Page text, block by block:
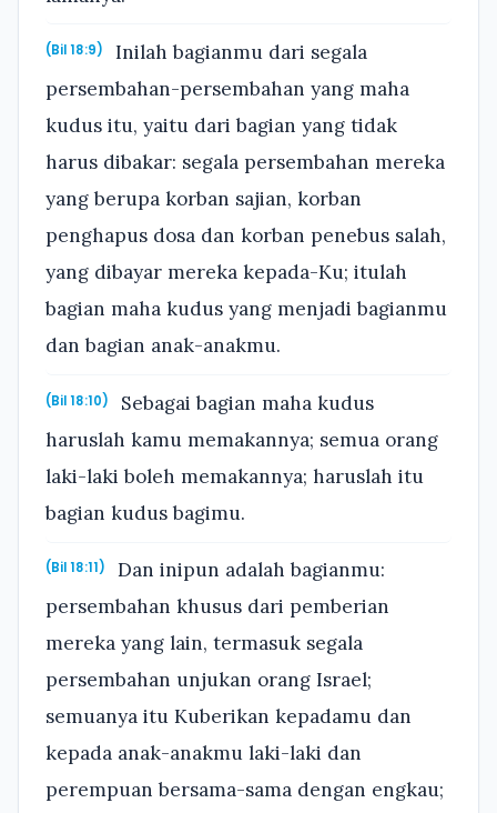
(Bil 18:9)
Inilah bagianmu dari segala
persembahan-persembahan yang maha
kudus itu, yaitu dari bagian yang tidak
harus dibakar: segala persembahan mereka
yang berupa korban sajian, korban
penghapus dosa dan korban penebus salah,
yang dibayar mereka kepada-Ku; itulah
bagian maha kudus yang menjadi bagianmu
dan bagian anak-anakmu.
(Bil 18:10)
Sebagai bagian maha kudus
haruslah kamu memakannya; semua orang
laki-laki boleh memakannya; haruslah itu
bagian kudus bagimu.
(Bil 18:11)
Dan inipun adalah bagianmu:
persembahan khusus dari pemberian
mereka yang lain, termasuk segala
persembahan unjukan orang Israel;
semuanya itu Kuberikan kepadamu dan
kepada anak-anakmu laki-laki dan
perempuan bersama-sama dengan engkau;